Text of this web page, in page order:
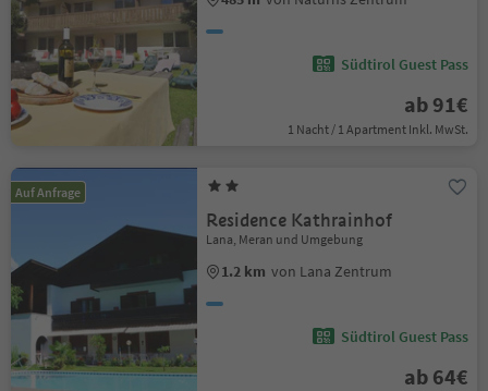
Südtirol Guest Pass
ab 91€
1 Nacht / 1 Apartment Inkl. MwSt.
Auf Anfrage
Residence Kathrainhof
Lana, Meran und Umgebung
1.2 km von Lana Zentrum
Südtirol Guest Pass
ab 64€